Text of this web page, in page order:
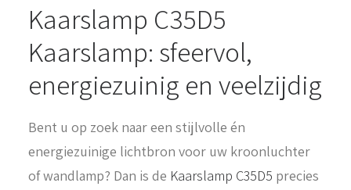
Kaarslamp C35D5
Kaarslamp: sfeervol,
energiezuinig en veelzijdig
Bent u op zoek naar een stijlvolle én
energiezuinige lichtbron voor uw kroonluchter
of wandlamp? Dan is de Kaarslamp C35D5 precies